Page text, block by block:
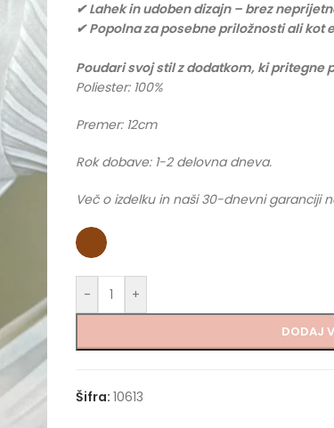
✔ Lahek in udoben dizajn – brez
✔ Popolna za posebne priložnosti ali kot
Poudari svoj stil z dodatkom, ki pritegne
Poliester: 100%
Premer: 12cm
Rok dobave: 1-2 delovna dneva.
Več o izdelku in naši 30-dnevni garanciji
- +
DODAJ
Šifra: 10613